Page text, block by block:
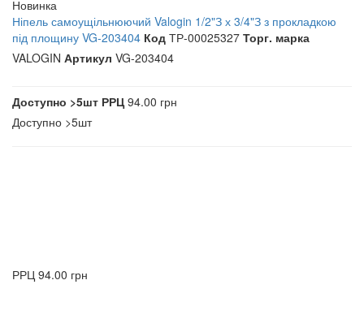
Новинка
Ніпель самоущільнюючий Valogin 1/2"З х 3/4"З з прокладкою
під площину VG-203404 Код ТР-00025327 Торг. марка
VALOGIN Артикул VG-203404
Доступно >5шт РРЦ94.00 грн
Доступно >5шт
РРЦ 94.00 грн